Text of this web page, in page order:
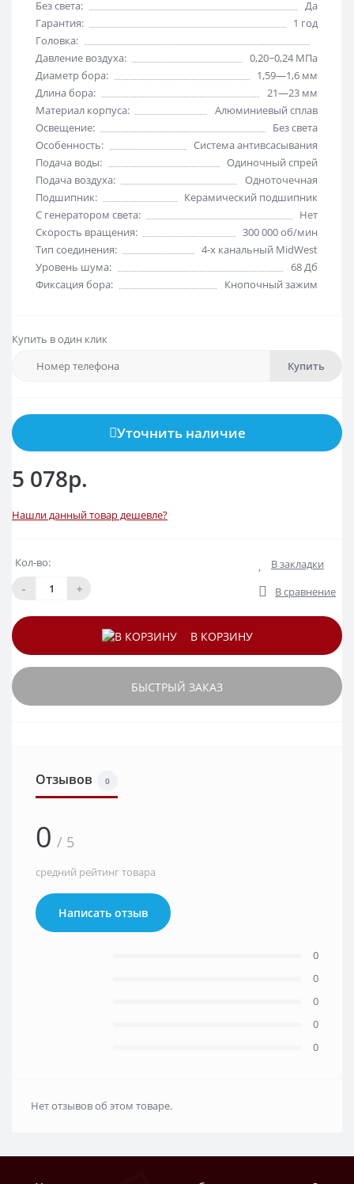
Без света:
Да
Гарантия:
1 год
Головка:
Давление воздуха:
0,20~0,24 МПа
Диаметр бора:
1,59—1,6 мм
Длина бора:
21—23 мм
Материал корпуса:
Алюминиевый сплав
Освещение:
Без света
Особенность:
Система антивсасывания
Подача воды:
Одиночный спрей
Подача воздуха:
Одноточечная
Подшипник:
Керамический подшипник
С генератором света:
Нет
Скорость вращения:
300 000 об/мин
Тип соединения:
4-х канальный MidWest
Уровень шума:
68 Дб
Фиксация бора:
Кнопочный зажим
Купить в один клик
Купить
Уточнить наличие
5 078р.
Нашли данный товар дешевле?
Кол-во:
-
+
В закладки
В сравнение
В КОРЗИНУ
БЫСТРЫЙ ЗАКАЗ
Отзывов 0
0 / 5
средний рейтинг товара
Написать отзыв
0
0
0
0
0
Нет отзывов об этом товаре.